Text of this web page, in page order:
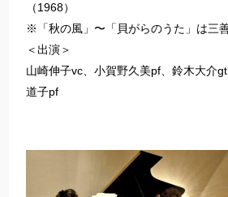
（1968）
※「秋の風」〜「貝がらのうた」は三
＜出演＞
山崎伸子vc、小賀野久美pf、鈴木大介
道子pf